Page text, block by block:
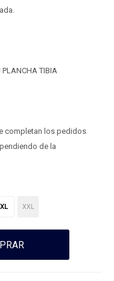
PLANCHA TIBIA
completan los pedidos
de la
XL XXL